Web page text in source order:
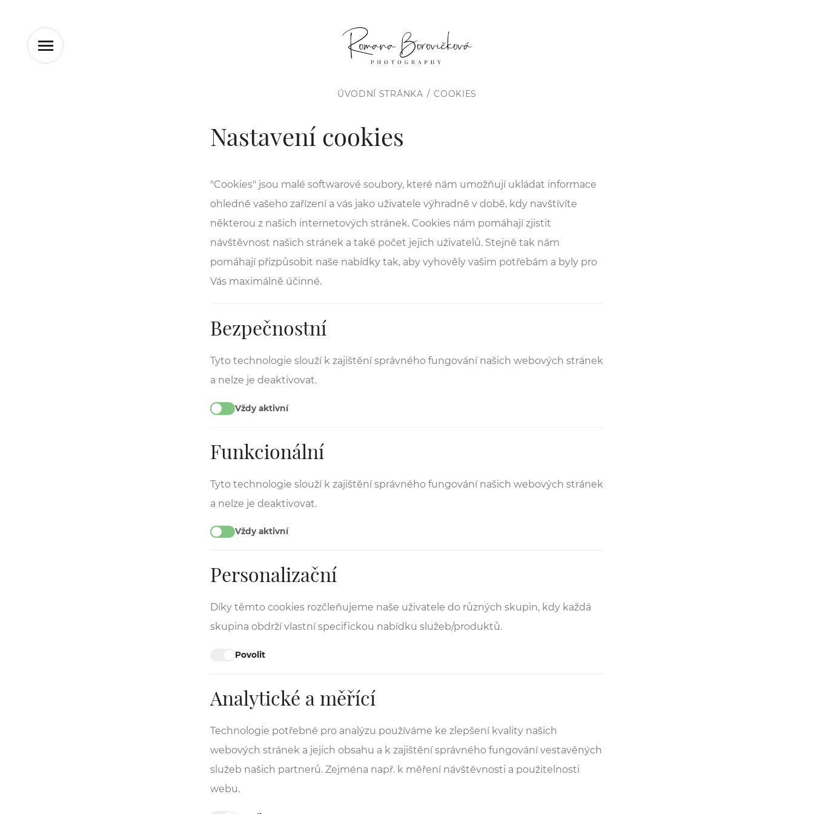
ÚVODNÍ STRÁNKA COOKIES
Nastavení cookies
"Cookies" jsou malé softwarové soubory, které nám umožňují ukládat informace
ohledně vašeho zařízení a vás jako uživatele výhradně v době, kdy navštívíte
některou z našich internetových stránek. Cookies nám pomáhají zjistit
návštěvnost našich stránek a také počet jejich uživatelů. Stejně tak nám
pomáhají přizpůsobit naše nabídky tak, aby vyhověly vašim potřebám a byly pro
Vás maximálně účinné.
Bezpečnostní
Tyto technologie slouží k zajištění správného fungování našich webových stránek
a nelze je deaktivovat.
Vždy aktivní
Funkcionální
Tyto technologie slouží k zajištění správného fungování našich webových stránek
a nelze je deaktivovat.
Vždy aktivní
Personalizační
Díky těmto cookies rozčleňujeme naše uživatele do různých skupin, kdy každá
skupina obdrží vlastní specifickou nabídku služeb/produktů.
Povolit
Analytické a měřící
Technologie potřebné pro analýzu používáme ke zlepšení kvality našich
webových stránek a jejich obsahu a k zajištění správného fungování vestavěných
služeb našich partnerů. Zejména např. k měření návštěvnosti a použitelnosti
webu.